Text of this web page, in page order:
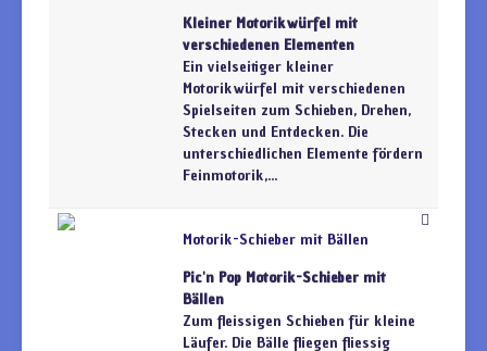
Kleiner Motorikwürfel mit
verschiedenen Elementen
Ein vielseitiger kleiner
Motorikwürfel mit verschiedenen
Spielseiten zum Schieben, Drehen,
Stecken und Entdecken. Die
unterschiedlichen Elemente fördern
Feinmotorik,...
Motorik-Schieber mit Bällen
Pic'n Pop Motorik-Schieber mit
Bällen
Zum fleissigen Schieben für kleine
Läufer. Die Bälle fliegen fliessig